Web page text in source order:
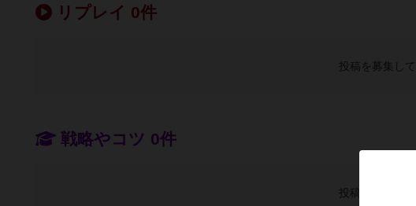
リプレイ 0件
投稿を募集して
戦略やコツ 0件
投稿を募集して